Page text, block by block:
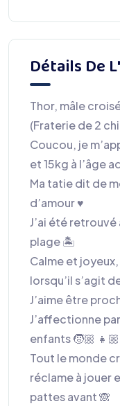
Détails De
Thor, mâle
(Fraterie de 2
Coucou, je
et 15kg à l’âge
Ma tatie dit de
d’amour ♥️
J’ai été
plage 🏝️
Calme et
lorsqu’il s’agit
J’aime être
J’affectionne
enfants 🧒🏼 👧🏼
Tout le monde
réclame à jouer
pattes avant 🙈